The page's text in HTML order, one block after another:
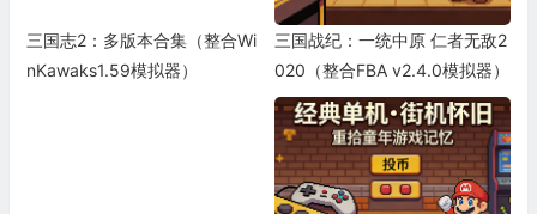
三国志2：多版本合集（整合Wi
nKawaks1.59模拟器）
三国战纪：一统中原 仁者无敌2
020（整合FBA v2.4.0模拟器）